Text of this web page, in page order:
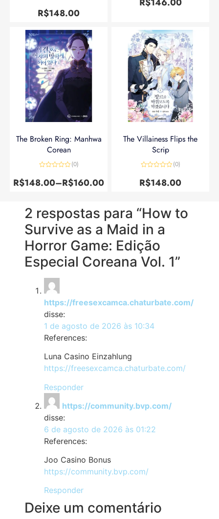
de 5
R$148.00
The Broken Ring: Manhwa
Corean
0
de
(0)
R$148.00–R$160.00
The Villainess Flips the
Scrip
0
de
(0)
R$148.00
2 respostas para “How to
Survive as a Maid in a
Horror Game: Edição
Especial Coreana Vol. 1”
https://freesexcamca.chaturbate.com/
disse:
1 de agosto de 2026 às 10:34
References:
Luna Casino Einzahlung
https://freesexcamca.chaturbate.com/
Responder
https://community.bvp.com/
disse:
6 de agosto de 2026 às 01:22
References:
Joo Casino Bonus
https://community.bvp.com/
Responder
Deixe um comentário